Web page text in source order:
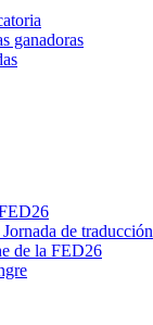
ganadoras
de traducción
de la FED26